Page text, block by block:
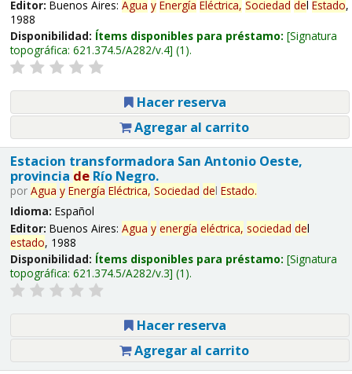
Editor: Buenos Aires: Agua y Energía Eléctrica, Sociedad del Estado,
1988
Disponibilidad: Ítems disponibles para préstamo: Signatura
topográfica: 621.374.5/A282/v.4 (1).
Hacer reserva
Agregar al carrito
Estacion transformadora San Antonio Oeste,
provincia deRío Negro.
por Agua y Energía Eléctrica, Sociedad del Estado.
Idioma: Español
Editor: Buenos Aires: Agua y energía eléctrica, sociedad del
estado, 1988
Disponibilidad: Ítems disponibles para préstamo: Signatura
topográfica: 621.374.5/A282/v.3 (1).
Hacer reserva
Agregar al carrito